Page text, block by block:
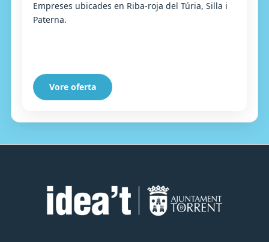
Empreses ubicades en Riba-roja del Túria, Silla i
Paterna.
Vore oferta